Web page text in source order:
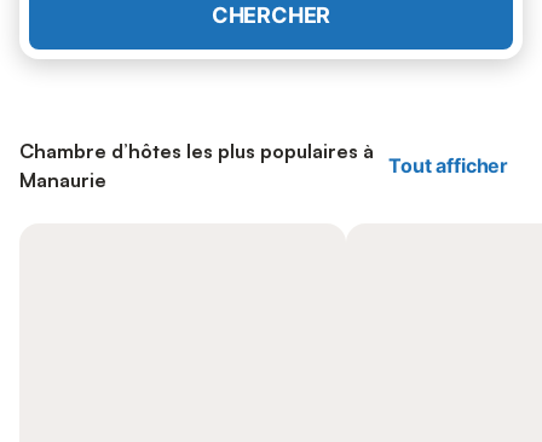
CHERCHER
Chambre d’hôtes les plus populaires à
Manaurie
Tout afficher